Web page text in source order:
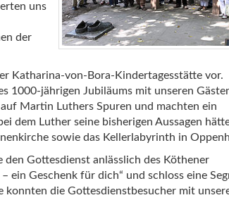
uns
der
Katharina-von-Bora-Kindertagesstätte vor.
1000-jährigen Jubiläums mit unseren
Martin Luthers Spuren und machten ein
dem Luther seine bisherigen Aussagen
sowie das Kellerlabyrinth in
den Gottesdienst anlässlich des Köthener
ein Geschenk für dich“ und schloss eine
die Gottesdienstbesucher mit